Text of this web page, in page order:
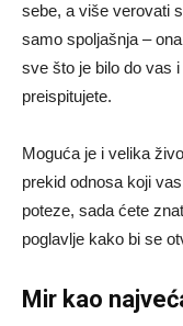
sebe, a više verovati
samo spoljašnja –
sve što je bilo do vas
preispitujete.
Moguća je i velika
prekid odnosa koji
poteze, sada ćete
poglavlje kako bi se
Mir kao